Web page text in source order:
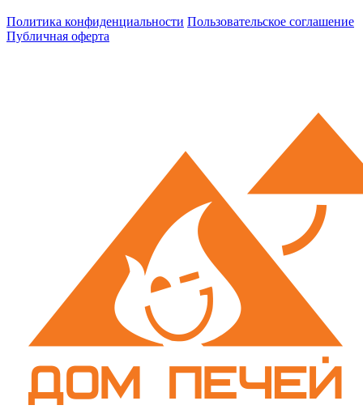
Политика конфиденциальности Пользовательское соглашение
Публичная оферта